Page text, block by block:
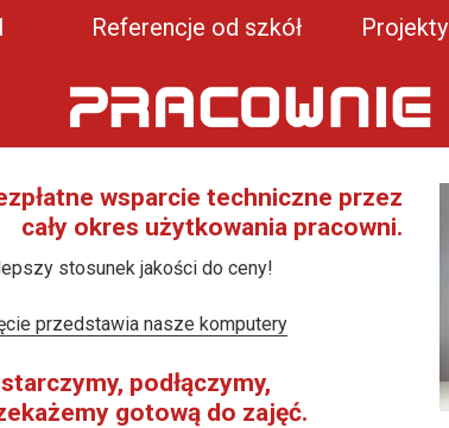
Referencje od szkół Projekty
wsparcie techniczne przez
cały okres użytkowania pracowni.
stosunek jakości do ceny!
przedstawia nasze komputery
podłączymy,
gotową do zajęć.